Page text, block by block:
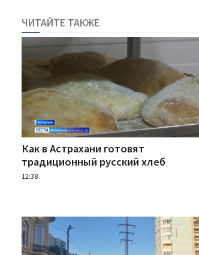
ЧИТАЙТЕ ТАКЖЕ
Как в Астрахани готовят
традиционный русский хлеб
12:38